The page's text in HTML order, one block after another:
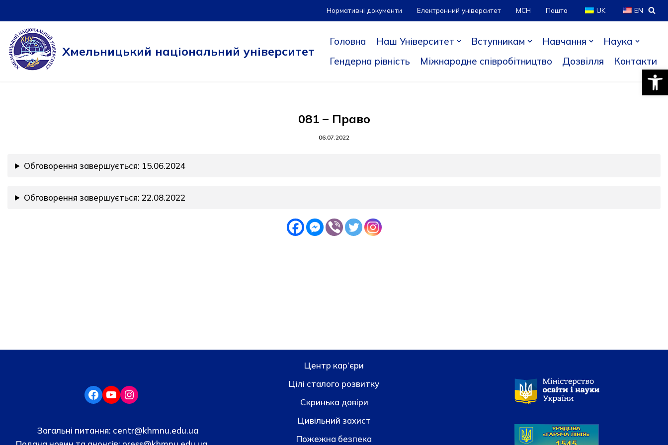
Перейти
до
вмісту
Нормативні документи Електронний університет МСН Пошта UK EN
Хмельницький національний університет
Головна Наш Університет Вступникам Навчання
Наука
Гендерна рівність
Міжнародне співробітництво Дозвілля Контакти
081 – Право
06.07.2022
Обговорення завершується: 15.06.2024
Обговорення завершується: 22.08.2022
Загальні питання: centr@khmnu.edu.ua
Центр кар’єри
Цілі сталого розвитку
Скринька довiри
Цивільний захист
Пожежна безпека